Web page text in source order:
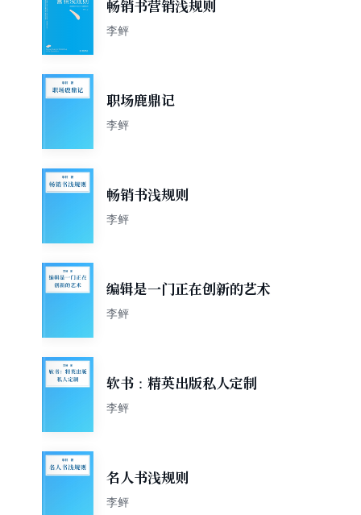
畅销书营销浅规则
李鲆
职场鹿鼎记
李鲆
畅销书浅规则
李鲆
编辑是一门正在创新的艺术
李鲆
软书：精英出版私人定制
李鲆
名人书浅规则
李鲆